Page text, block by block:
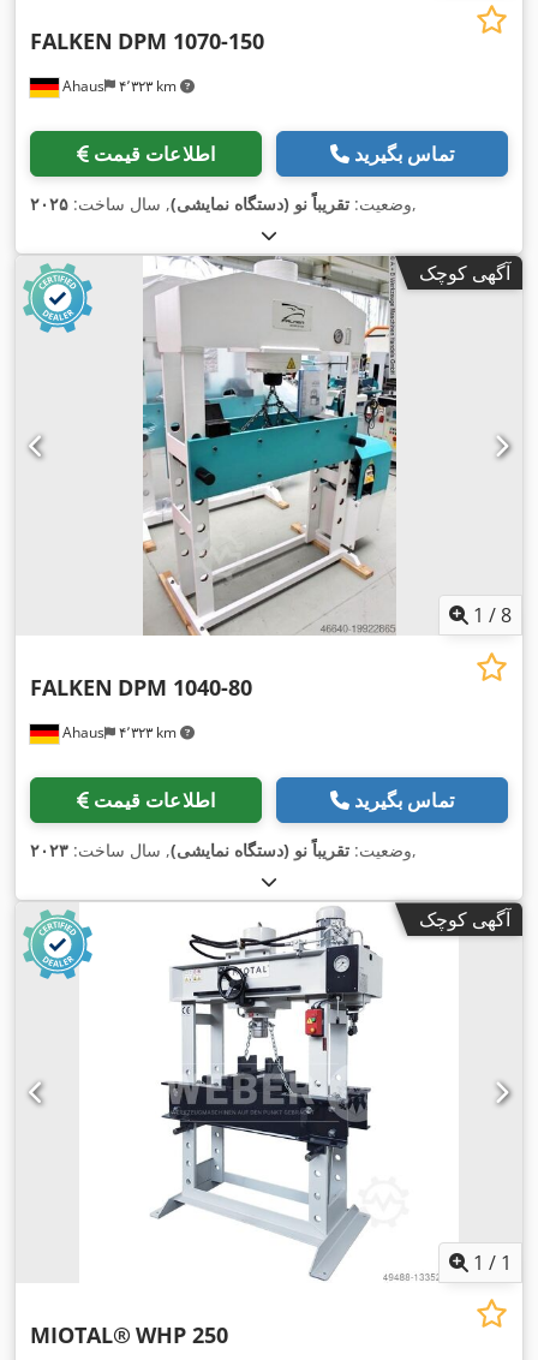
Ahaus ۴٬۳۲۳ km
FALKEN DPM 1070-150
اطلاعات قیمت تماس بگیرید
وضعیت: تقریباً نو (دستگاه نمایشی), سال ساخت: ۲۰۲۵ ,
آگهی کوچک
1 /8
Ahaus ۴٬۳۲۳ km
FALKEN DPM 1040-80
اطلاعات قیمت تماس بگیرید
وضعیت: تقریباً نو (دستگاه نمایشی), سال ساخت: ۲۰۲۳ ,
آگهی کوچک
1 / 1
MIOTAL® WHP 250